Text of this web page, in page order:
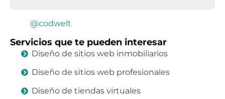
@codwelt
Servicios que te pueden interesar
Diseño de sitios web inmobiliarios
Diseño de sitios web profesionales
Diseño de tiendas virtuales